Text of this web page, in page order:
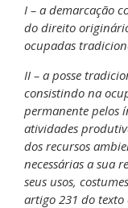
I – a demarcação
do direito
ocupadas
II – a posse
consistindo na
permanente pelos
atividades
dos recursos
necessárias a sua
seus usos,
artigo 231 do